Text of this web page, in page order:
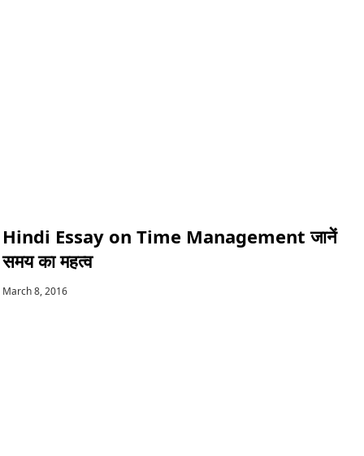
Hindi Essay on Time Management जानें
समय का महत्व
March 8, 2016